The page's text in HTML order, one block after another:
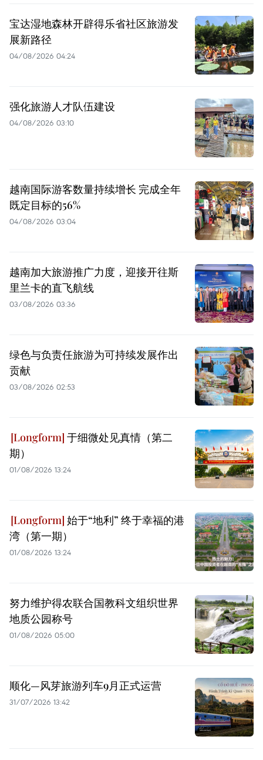
宝达湿地森林开辟得乐省社区旅游发
展新路径
04/08/2026 04:24
强化旅游人才队伍建设
04/08/2026 03:10
越南国际游客数量持续增长 完成全年
既定目标的56%
04/08/2026 03:04
越南加大旅游推广力度，迎接开往斯
里兰卡的直飞航线
03/08/2026 03:36
绿色与负责任旅游为可持续发展作出
贡献
03/08/2026 02:53
于细微处见真情（第二
期）
01/08/2026 13:24
始于“地利” 终于幸福的港
湾（第一期）
01/08/2026 13:24
努力维护得农联合国教科文组织世界
地质公园称号
01/08/2026 05:00
顺化—风芽旅游列车9月正式运营
31/07/2026 13:42